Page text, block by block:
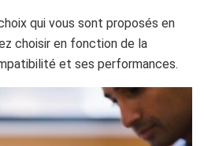
qui vous sont proposés en
choisir en fonction de la
et ses performances.